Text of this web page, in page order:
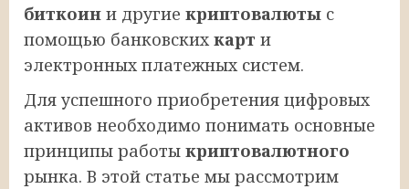
биткоин и другие криптовалюты с
помощью банковских карт и
электронных платежных систем.
Для успешного приобретения цифровых
активов необходимо понимать основные
принципы работы криптовалютного
рынка. В этой статье мы рассмотрим